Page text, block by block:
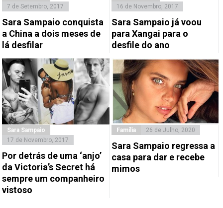
7 de Setembro, 2017
Sara Sampaio conquista
a China a dois meses de
lá desfilar
16 de Novembro, 2017
Sara Sampaio já voou
para Xangai para o
desfile do ano
Sara Sampaio
17 de Novembro, 2017
Por detrás de uma ‘anjo’
da Victoria’s Secret há
sempre um companheiro
vistoso
Família 26 de Julho, 2020
Sara Sampaio regressa a
casa para dar e recebe
mimos